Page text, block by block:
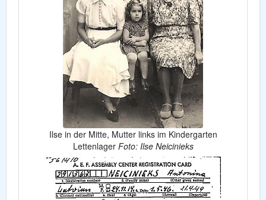
Ilse in der Mitte, Mutter links im Kindergarten
Lettenlager Foto: Ilse Neicinieks